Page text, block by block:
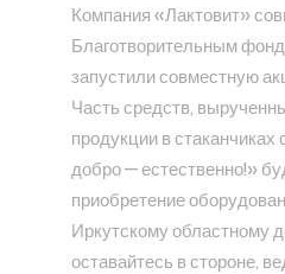
Компания «Лактовит»
Благотворительным
запустили совместную
Часть средств,
продукции в
добро — естественно!»
приобретение
Иркутскому областному
оставайтесь в стороне,